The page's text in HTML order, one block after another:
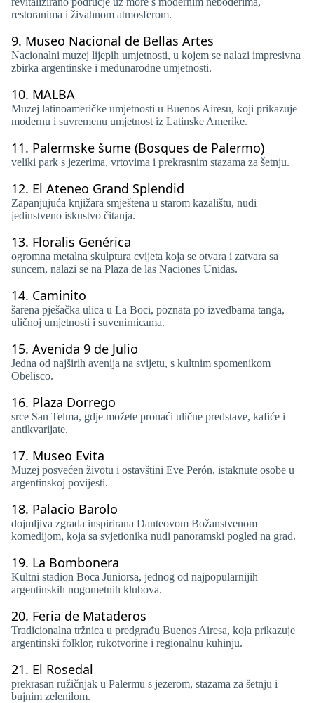
restoranima i živahnom atmosferom.
9. Museo Nacional de Bellas Artes
Nacionalni muzej lijepih umjetnosti, u kojem se nalazi impresivna
zbirka argentinske i međunarodne umjetnosti.
10. MALBA
Muzej latinoameričke umjetnosti u Buenos Airesu, koji prikazuje
modernu i suvremenu umjetnost iz Latinske Amerike.
11. Palermske šume (Bosques de Palermo)
veliki park s jezerima, vrtovima i prekrasnim stazama za šetnju.
12. El Ateneo Grand Splendid
Zapanjujuća knjižara smještena u starom kazalištu, nudi
jedinstveno iskustvo čitanja.
13. Floralis Genérica
ogromna metalna skulptura cvijeta koja se otvara i zatvara sa
suncem, nalazi se na Plaza de las Naciones Unidas.
14. Caminito
šarena pješačka ulica u La Boci, poznata po izvedbama tanga,
uličnoj umjetnosti i suvenirnicama.
15. Avenida 9 de Julio
Jedna od najširih avenija na svijetu, s kultnim spomenikom
Obelisco.
16. Plaza Dorrego
srce San Telma, gdje možete pronaći ulične predstave, kafiće i
antikvarijate.
17. Museo Evita
Muzej posvećen životu i ostavštini Eve Perón, istaknute osobe u
argentinskoj povijesti.
18. Palacio Barolo
dojmljiva zgrada inspirirana Danteovom Božanstvenom
komedijom, koja sa svjetionika nudi panoramski pogled na grad.
19. La Bombonera
Kultni stadion Boca Juniorsa, jednog od najpopularnijih
argentinskih nogometnih klubova.
20. Feria de Mataderos
Tradicionalna tržnica u predgrađu Buenos Airesa, koja prikazuje
argentinski folklor, rukotvorine i regionalnu kuhinju.
21. El Rosedal
prekrasan ružičnjak u Palermu s jezerom, stazama za šetnju i
bujnim zelenilom.